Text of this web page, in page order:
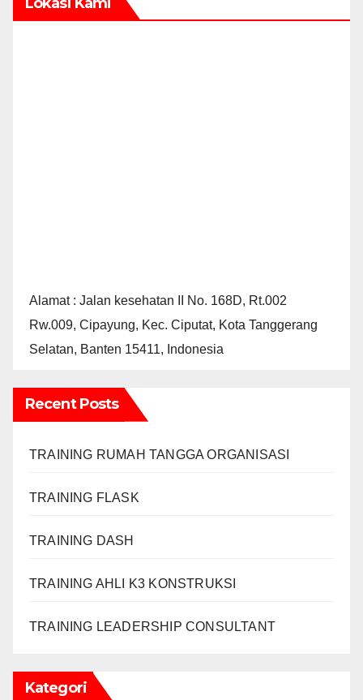
Alamat : Jalan kesehatan II No. 168D, Rt.002
Rw.009, Cipayung, Kec. Ciputat, Kota Tanggerang
Selatan, Banten 15411, Indonesia
Recent Posts
TRAINING RUMAH TANGGA ORGANISASI
TRAINING FLASK
TRAINING DASH
TRAINING AHLI K3 KONSTRUKSI
TRAINING LEADERSHIP CONSULTANT
Kategori